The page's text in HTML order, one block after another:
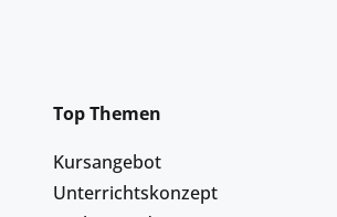
Top Themen
Kursangebot
Unterrichtskonzept